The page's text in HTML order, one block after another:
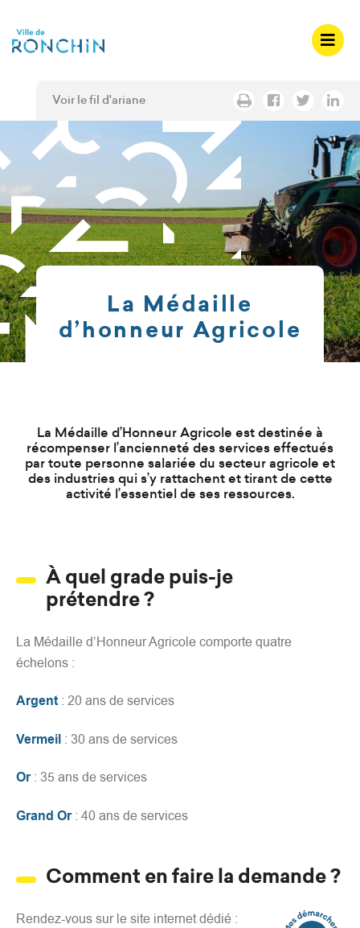
a
e
n
A
c
c
é
d
Mes
Voir le fil d'ariane
La Médaille
d’honneur Agricole
La Médaille d’Honneur Agricole est destinée à
récompenser l’ancienneté des services effectués
par toute personne salariée du secteur agricole et
des industries qui s’y rattachent et tirant de cette
activité l’essentiel de ses ressources.
À quel grade puis-je
prétendre ?
La Médaille d’Honneur Agricole comporte quatre
échelons :
Argent : 20 ans de services
Vermeil : 30 ans de services
Or: 35 ans de services
Grand Or: 40 ans de services
Comment en faire la demande ?
Rendez-vous sur le site internet dédié :